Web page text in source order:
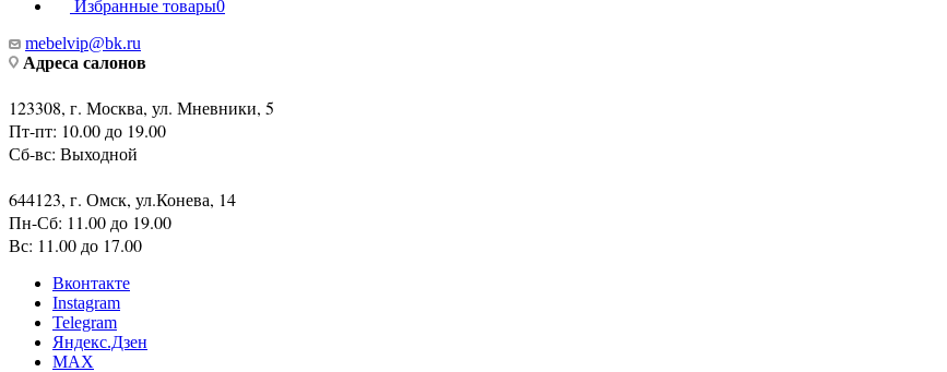
Избранные товары0
mebelvip@bk.ru
Адреса салонов
123308, г. Москва, ул. Мневники, 5
Пт-пт: 10.00 до 19.00
Сб-вс: Выходной
644123, г. Омск, ул.Конева, 14
Пн-Сб: 11.00 до 19.00
Вс: 11.00 до 17.00
Вконтакте
Instagram
Telegram
Яндекс.Дзен
MAX